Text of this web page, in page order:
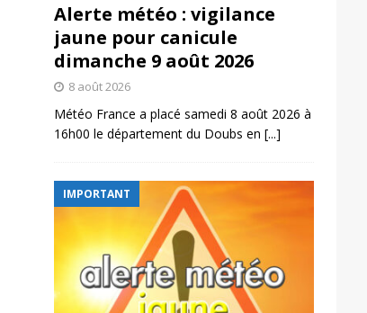
Alerte météo : vigilance
jaune pour canicule
dimanche 9 août 2026
8 août 2026
Météo France a placé samedi 8 août 2026 à
16h00 le département du Doubs en [...]
IMPORTANT